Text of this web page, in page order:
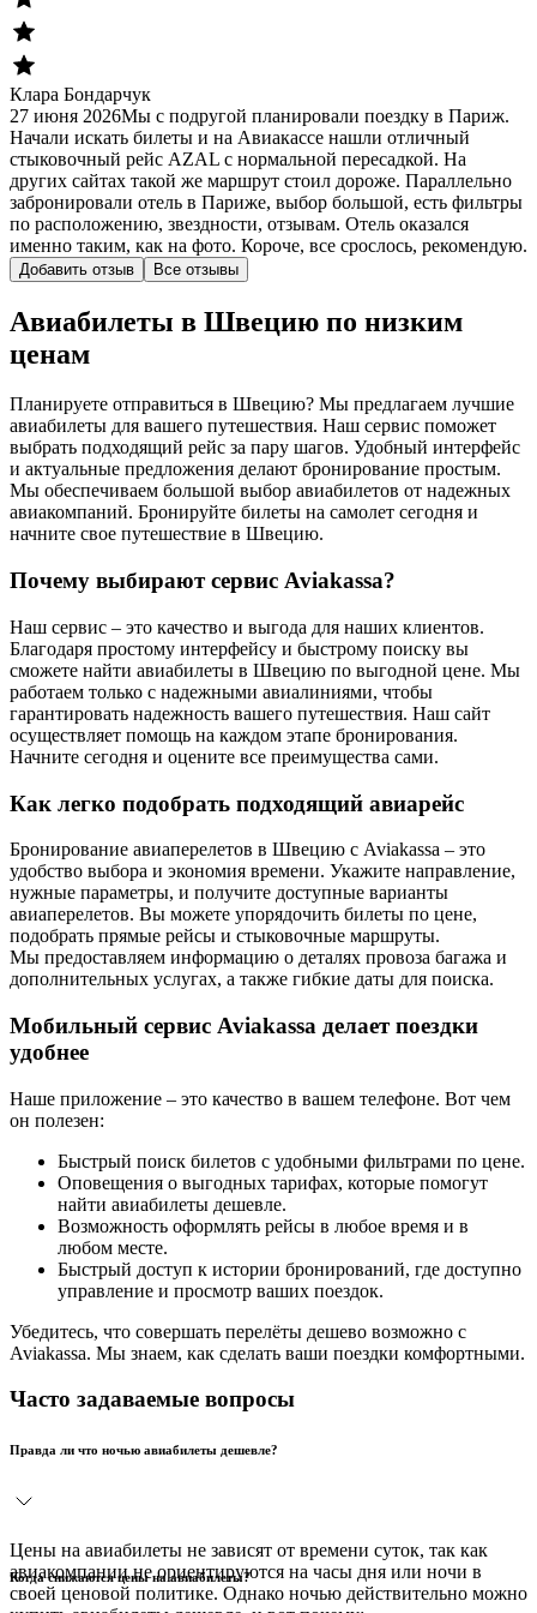
Клара Бондарчук
27 июня 2026Мы с подругой планировали поездку в Париж.
Начали искать билеты и на Авиакассе нашли отличный
стыковочный рейс AZAL с нормальной пересадкой. На
других сайтах такой же маршрут стоил дороже. Параллельно
забронировали отель в Париже, выбор большой, есть фильтры
по расположению, звездности, отзывам. Отель оказался
именно таким, как на фото. Короче, все срослось, рекомендую.
Добавить отзыв Все отзывы
Авиабилеты в Швецию по низким
ценам
Планируете отправиться в Швецию? Мы предлагаем лучшие
авиабилеты для вашего путешествия. Наш сервис поможет
выбрать подходящий рейс за пару шагов. Удобный интерфейс
и актуальные предложения делают бронирование простым.
Мы обеспечиваем большой выбор авиабилетов от надежных
авиакомпаний. Бронируйте билеты на самолет сегодня и
начните свое путешествие в Швецию.
Почему выбирают сервис Aviakassa?
Наш сервис – это качество и выгода для наших клиентов.
Благодаря простому интерфейсу и быстрому поиску вы
сможете найти авиабилеты в Швецию по выгодной цене. Мы
работаем только с надежными авиалиниями, чтобы
гарантировать надежность вашего путешествия. Наш сайт
осуществляет помощь на каждом этапе бронирования.
Начните сегодня и оцените все преимущества сами.
Как легко подобрать подходящий авиарейс
Бронирование авиаперелетов в Швецию с Aviakassa – это
удобство выбора и экономия времени. Укажите направление,
нужные параметры, и получите доступные варианты
авиаперелетов. Вы можете упорядочить билеты по цене,
подобрать прямые рейсы и стыковочные маршруты.
Мы предоставляем информацию о деталях провоза багажа и
дополнительных услугах, а также гибкие даты для поиска.
Мобильный сервис Aviakassa делает поездки
удобнее
Наше приложение – это качество в вашем телефоне. Вот чем
он полезен:
Быстрый поиск билетов с удобными фильтрами по цене.
Оповещения о выгодных тарифах, которые помогут
найти авиабилеты дешевле.
Возможность оформлять рейсы в любое время и в
любом месте.
Быстрый доступ к истории бронирований, где доступно
управление и просмотр ваших поездок.
Убедитесь, что совершать перелёты дешево возможно с
Aviakassa. Мы знаем, как сделать ваши поездки комфортными.
Часто задаваемые вопросы
Правда ли что ночью авиабилеты дешевле?
Цены на авиабилеты не зависят от времени суток, так как
авиакомпании не ориентируются на часы дня или ночи в
своей ценовой политике. Однако ночью действительно можно
Когда снижаются цены на авиабилеты?